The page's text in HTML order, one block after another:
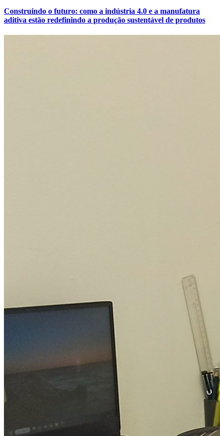
Construindo o futuro: como a indústria 4.0 e a manufatura
aditiva estão redefinindo a produção sustentável de produtos